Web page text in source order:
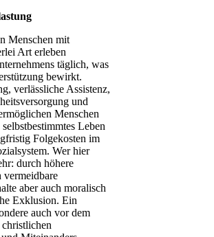
Menschen mit
Art erleben
täglich, was
bewirkt.
verlässliche Assistenz,
und
Menschen
Leben
Folgekosten im
Wer hier
durch höhere
vermeidbare
aber auch moralisch
Exklusion. Ein
auch vor dem